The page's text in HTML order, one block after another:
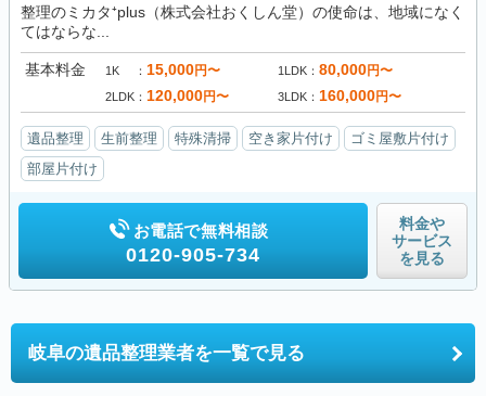
整理のミカタ⁺plus（株式会社おくしん堂）の使命は、地域になく
てはならな...
基本料金 1K 15,000円〜 1LDK 80,000円〜
2LDK 120,000円〜 3LDK 160,000円〜
遺品整理 生前整理 特殊清掃 空き家片付け
ゴミ屋敷片付け
部屋片付け
お電話で無料相談
0120-905-734
料金や
サービス
を見る
岐阜の遺品整理業者を一覧で見る